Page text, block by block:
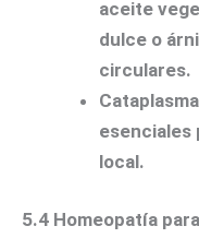
aceite
dulce o
circulares.
esenciales
local.
5.4 Homeopatía